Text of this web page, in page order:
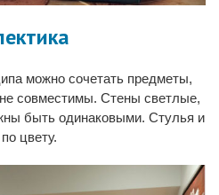
можно сочетать предметы,
совместимы. Стены светлые,
быть одинаковыми. Стулья и
цвету.